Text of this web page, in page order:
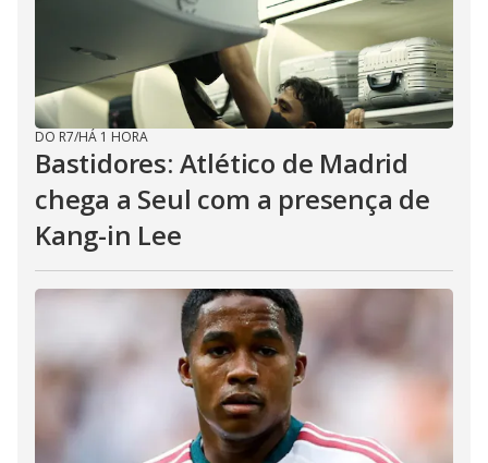
DO R7/HÁ 1 HORA
Bastidores: Atlético de Madrid
chega a Seul com a presença de
Kang-in Lee